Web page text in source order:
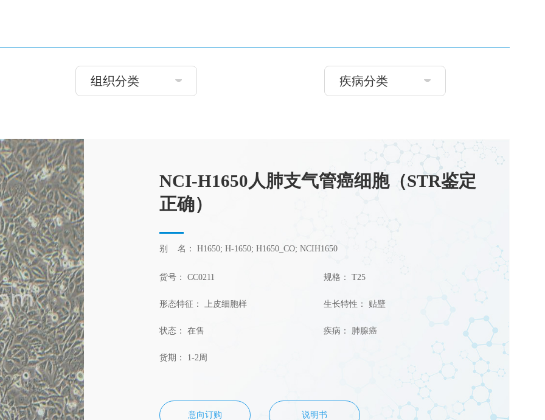
组织分类 疾病分类
NCI-H1650人肺支气管癌细胞（STR鉴定
正确）
别 名： H1650; H-1650; H1650_CO; NCIH1650
货号： CC0211 规格： T25
形态特征： 上皮细胞样 生长特性： 贴壁
状态： 在售 疾病： 肺腺癌
货期： 1-2周
意向订购 说明书